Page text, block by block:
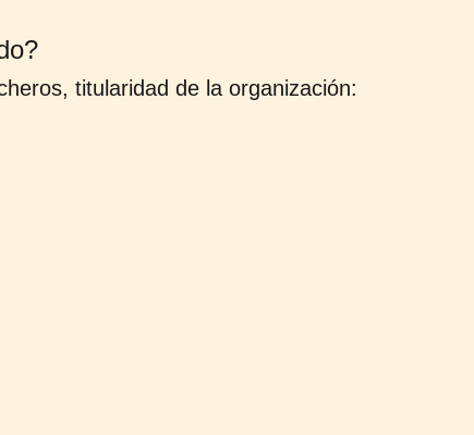
titularidad de la organización: